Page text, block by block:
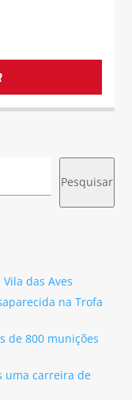
Pesquisar
das Aves
na Trofa
de 800 munições
uma carreira de